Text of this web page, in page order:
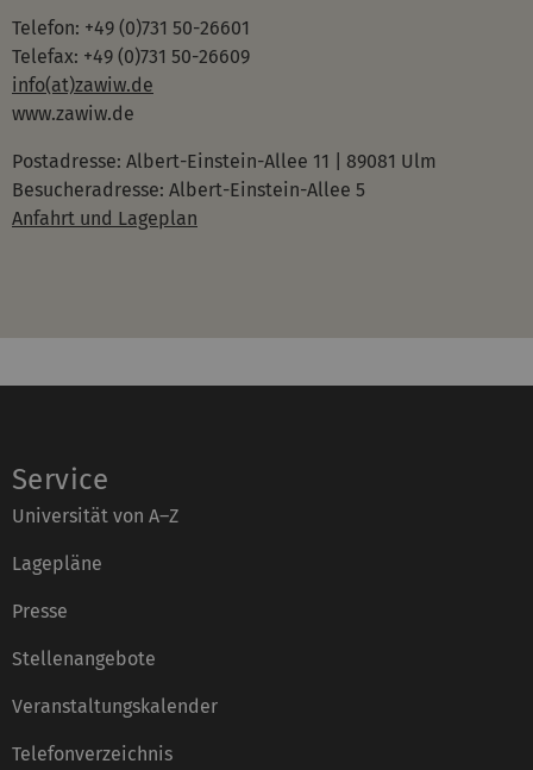
Telefon: +49 (0)731 50-26601
Telefax: +49 (0)731 50-26609
info(at)zawiw.de
www.zawiw.de
Postadresse: Albert-Einstein-Allee 11 | 89081 Ulm
Besucheradresse: Albert-Einstein-Allee 5
Anfahrt und Lageplan
Service
Universität von A–Z
Lagepläne
Presse
Stellenangebote
Veranstaltungskalender
Telefonverzeichnis